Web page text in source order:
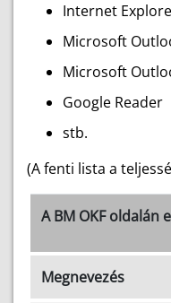
Internet
Microsoft
Microsoft
Google Reader
stb.
(A fenti lista a
A BM OKF oldalán
Megnevezés